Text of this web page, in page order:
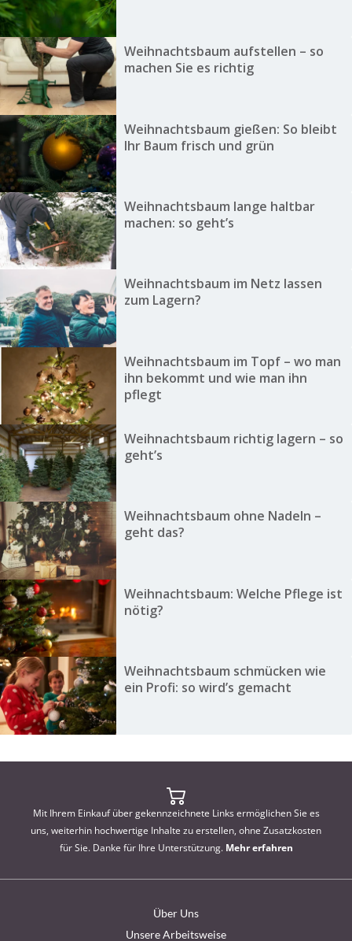
Weihnachtsbaum aufstellen – so
machen Sie es richtig
Weihnachtsbaum gießen: So bleibt
Ihr Baum frisch und grün
Weihnachtsbaum lange haltbar
machen: so geht’s
Weihnachtsbaum im Netz lassen
zum Lagern?
Weihnachtsbaum im Topf – wo man
ihn bekommt und wie man ihn
pflegt
Weihnachtsbaum richtig lagern – so
geht’s
Weihnachtsbaum ohne Nadeln –
geht das?
Weihnachtsbaum: Welche Pflege ist
nötig?
Weihnachtsbaum schmücken wie
ein Profi: so wird’s gemacht
Mit Ihrem Einkauf über gekennzeichnete Links ermöglichen Sie es
uns, weiterhin hochwertige Inhalte zu erstellen, ohne Zusatzkosten
für Sie. Danke für Ihre Unterstützung. Mehr erfahren
Über Uns
Unsere Arbeitsweise